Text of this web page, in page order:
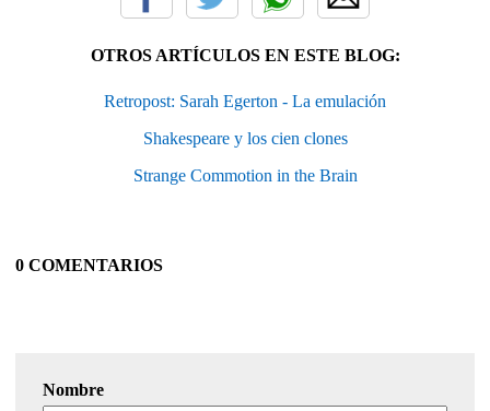
OTROS ARTÍCULOS EN ESTE BLOG:
Retropost: Sarah Egerton - La emulación
Shakespeare y los cien clones
Strange Commotion in the Brain
0 COMENTARIOS
Nombre